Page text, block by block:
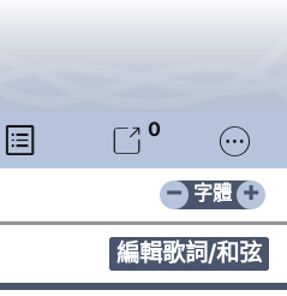
  0 
− +
字體
編輯歌詞/和弦